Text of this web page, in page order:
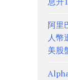
阿里
人
美股